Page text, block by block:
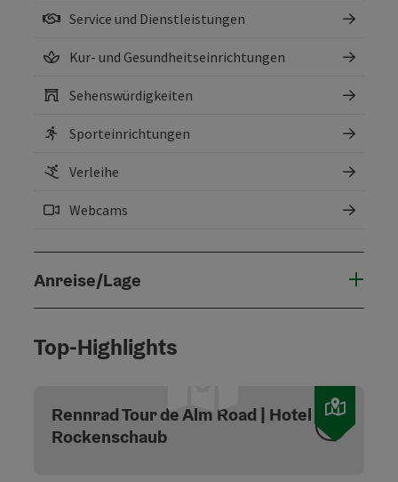
Service und Dienstleistungen
Kur- und Gesundheitseinrichtungen
Sehenswürdigkeiten
Sporteinrichtungen
Verleihe
Webcams
Anreise/Lage
Top-Highlights
Rennrad Tour de Alm Road | Hotel
Rockenschaub